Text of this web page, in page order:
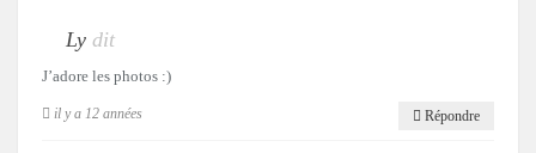
Ly dit
J’adore les photos :)
il y a 12 années Répondre